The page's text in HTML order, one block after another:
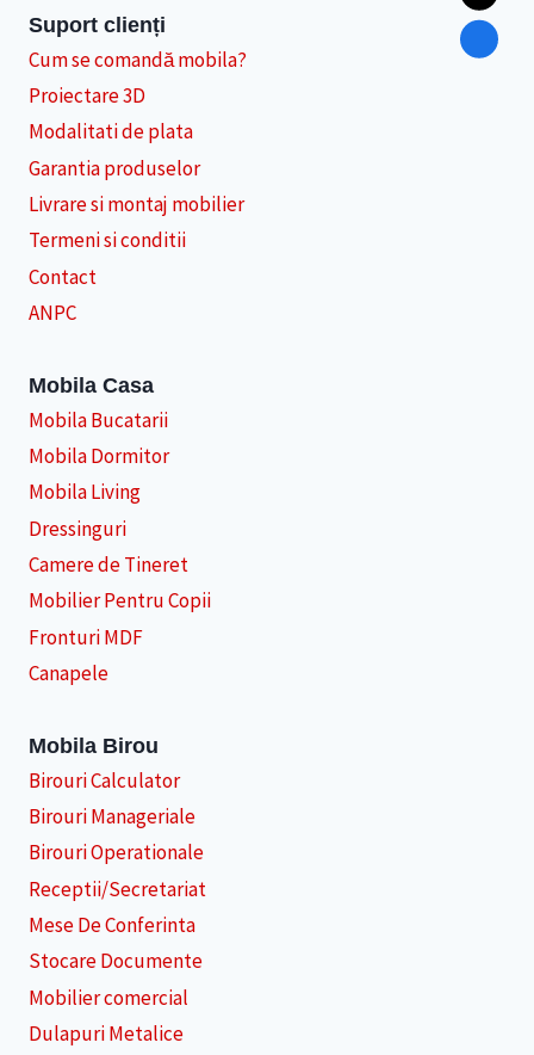
Suport clienți
Cum se comandă mobila?
Proiectare 3D
Modalitati de plata
Garantia produselor
Livrare si montaj mobilier
Termeni si conditii
Contact
ANPC
Mobila Casa
Mobila Bucatarii
Mobila Dormitor
Mobila Living
Dressinguri
Camere de Tineret
Mobilier Pentru Copii
Fronturi MDF
Canapele
Mobila Birou
Birouri Calculator
Birouri Manageriale
Birouri Operationale
Receptii/Secretariat
Mese De Conferinta
Stocare Documente
Mobilier comercial
Dulapuri Metalice